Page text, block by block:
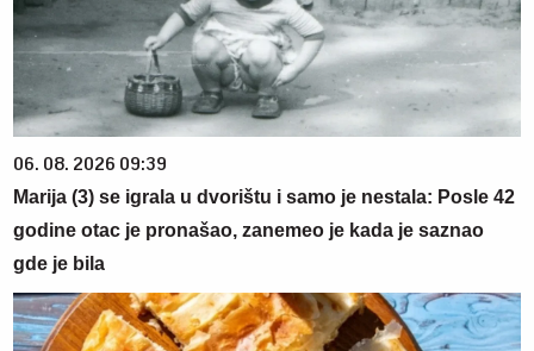
06. 08. 2026 09:39
Marija (3) se igrala u dvorištu i samo je nestala: Posle 42
godine otac je pronašao, zanemeo je kada je saznao
gde je bila